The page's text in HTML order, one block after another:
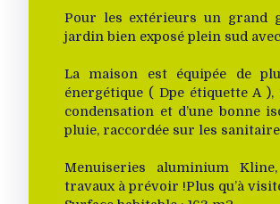
Pour les extérieurs un grand
jardin bien exposé plein sud
La maison est équipée de
énergétique ( Dpe étiquette A
condensation et d’une bonne
pluie, raccordée sur les
Menuiseries aluminium
travaux à prévoir !Plus qu’à